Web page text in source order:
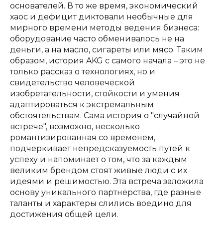
основателей. В то же время, экономический
хаос и дефицит диктовали необычные для
мирного времени методы ведения бизнеса:
оборудование часто обменивалось не на
деньги, а на масло, сигареты или мясо. Таким
образом, история AKG с самого начала – это не
только рассказ о технологиях, но и
свидетельство человеческой
изобретательности, стойкости и умения
адаптироваться к экстремальным
обстоятельствам. Сама история о "случайной
встрече", возможно, несколько
романтизированная со временем,
подчеркивает непредсказуемость путей к
успеху и напоминает о том, что за каждым
великим брендом стоят живые люди с их
идеями и решимостью. Эта встреча заложила
основу уникального партнерства, где разные
таланты и характеры слились воедино для
достижения общей цели.